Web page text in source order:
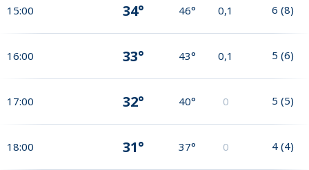
15:00 34° 46° 0,1 6 (8)
16:00 33° 43° 0,1 5 (6)
17:00 32° 40° 0 5 (5)
18:00 31° 37° 0 4 (4)